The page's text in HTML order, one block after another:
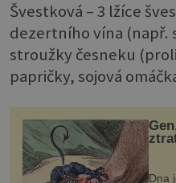
Švestková – 3 lžíce
dezertního vína (např.
stroužky česneku
papričky, sojová
Dna